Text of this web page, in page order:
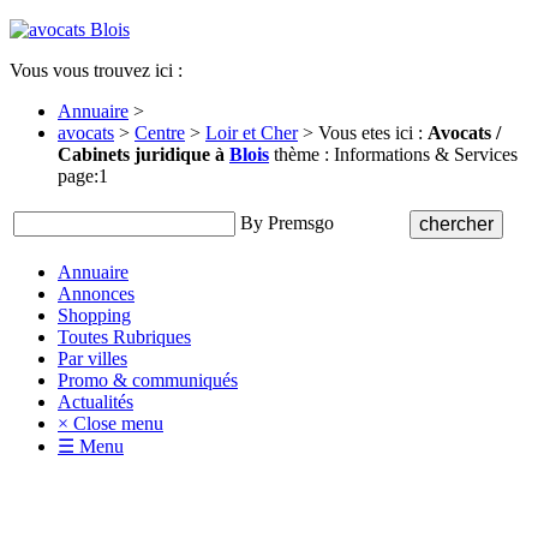
Vous vous trouvez ici :
Annuaire >
avocats > Centre > Loir et Cher> Vous etes ici : Avocats /
Cabinets juridique à Blois thème : Informations & Services
page:1
By Premsgo
Annuaire
Annonces
Shopping
Toutes Rubriques
Par villes
Promo & communiqués
Actualités
× Close menu
☰ Menu